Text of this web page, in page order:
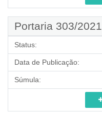
Portaria 303/2021
Status:
Data de Publicação:
Súmula: